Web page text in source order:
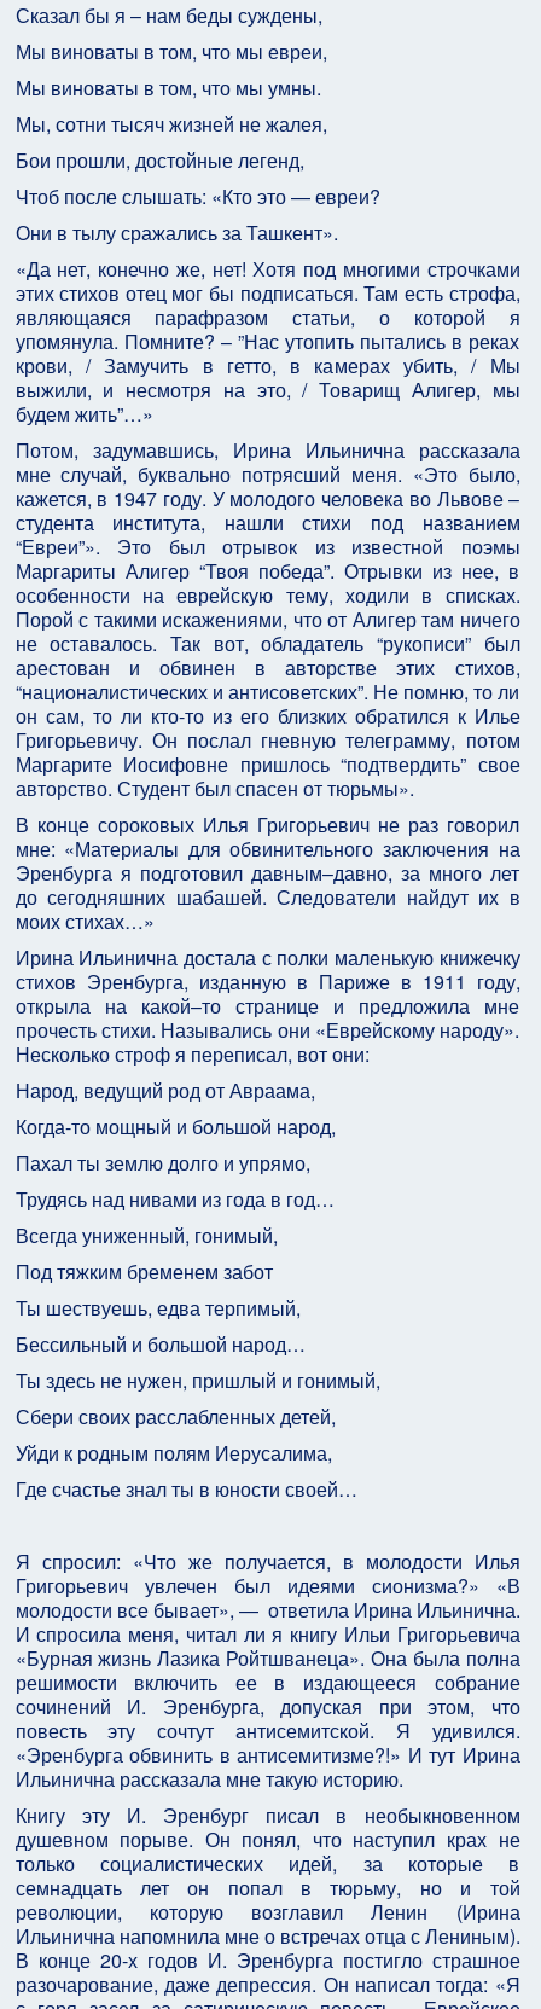
Сказал бы я – нам беды суждены,
Мы виноваты в том, что мы евреи,
Мы виноваты в том, что мы умны.
Мы, сотни тысяч жизней не жалея,
Бои прошли, достойные легенд,
Чтоб после слышать: «Кто это — евреи?
Они в тылу сражались за Ташкент».
«Да нет, конечно же, нет! Хотя под многими строчками
этих стихов отец мог бы подписаться. Там есть строфа,
являющаяся парафразом статьи, о которой я
упомянула. Помните? – ”Нас утопить пытались в реках
крови, / Замучить в гетто, в камерах убить, / Мы
выжили, и несмотря на это, / Товарищ Алигер, мы
будем жить”…»
Потом, задумавшись, Ирина Ильинична рассказала
мне случай, буквально потрясший меня. «Это было,
кажется, в 1947 году. У молодого человека во Львове –
студента института, нашли стихи под названием
“Евреи”». Это был отрывок из известной поэмы
Маргариты Алигер “Твоя победа”. Отрывки из нее, в
особенности на еврейскую тему, ходили в списках.
Порой с такими искажениями, что от Алигер там ничего
не оставалось. Так вот, обладатель “рукописи” был
арестован и обвинен в авторстве этих стихов,
“националистических и антисоветских”. Не помню, то ли
он сам, то ли кто-то из его близких обратился к Илье
Григорьевичу. Он послал гневную телеграмму, потом
Маргарите Иосифовне пришлось “подтвердить” свое
авторство. Студент был спасен от тюрьмы».
В конце сороковых Илья Григорьевич не раз говорил
мне: «Материалы для обвинительного заключения на
Эренбурга я подготовил давным–давно, за много лет
до сегодняшних шабашей. Следователи найдут их в
моих стихах…»
Ирина Ильинична достала с полки маленькую книжечку
стихов Эренбурга, изданную в Париже в 1911 году,
открыла на какой–то странице и предложила мне
прочесть стихи. Назывались они «Еврейскому народу».
Несколько строф я переписал, вот они:
Народ, ведущий род от Авраама,
Когда-то мощный и большой народ,
Пахал ты землю долго и упрямо,
Трудясь над нивами из года в год…
Всегда униженный, гонимый,
Под тяжким бременем забот
Ты шествуешь, едва терпимый,
Бессильный и большой народ…
Ты здесь не нужен, пришлый и гонимый,
Сбери своих расслабленных детей,
Уйди к родным полям Иерусалима,
Где счастье знал ты в юности своей…
Я спросил: «Что же получается, в молодости Илья
Григорьевич увлечен был идеями сионизма?» «В
молодости все бывает», — ответила Ирина Ильинична.
И спросила меня, читал ли я книгу Ильи Григорьевича
«Бурная жизнь Лазика Ройтшванеца». Она была полна
решимости включить ее в издающееся собрание
сочинений И. Эренбурга, допуская при этом, что
повесть эту сочтут антисемитской. Я удивился.
«Эренбурга обвинить в антисемитизме?!» И тут Ирина
Ильинична рассказала мне такую историю.
Книгу эту И. Эренбург писал в необыкновенном
душевном порыве. Он понял, что наступил крах не
только социалистических идей, за которые в
семнадцать лет он попал в тюрьму, но и той
революции, которую возглавил Ленин (Ирина
Ильинична напомнила мне о встречах отца с Лениным).
В конце 20-х годов И. Эренбурга постигло страшное
разочарование, даже депрессия. Он написал тогда: «Я